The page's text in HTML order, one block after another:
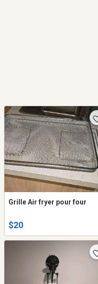
Grille Air fryer pour four
$20